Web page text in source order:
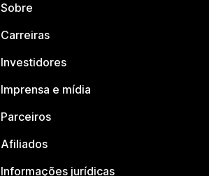
Sobre
Carreiras
Investidores
Imprensa e mídia
Parceiros
Afiliados
Informações jurídicas